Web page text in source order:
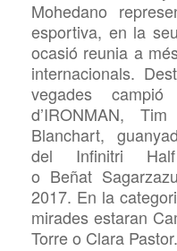
Mohedano
esportiva, en la
ocasió reunia a
internacionals.
vegades
d’IRONMAN,
Blanchart,
del Infinitri
o Beñat
2017. En la
mirades estaran
Torre o Clara Pastor.